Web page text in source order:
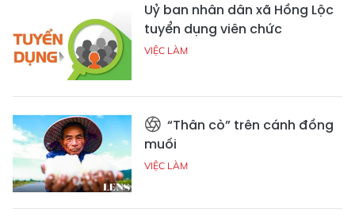
Uỷ ban nhân dân xã Hồng Lộc
tuyển dụng viên chức
VIỆC LÀM
“Thân cò” trên cánh đồng
muối
VIỆC LÀM